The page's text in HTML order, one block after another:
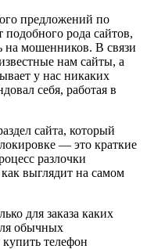
предложений по
рода сайтов,
на мошенников. В связи
нам сайты, а
у нас никаких
себя, работая в
сайта, который
— это краткие
разлочки
выглядит на самом
для заказа каких
обычных
телефон